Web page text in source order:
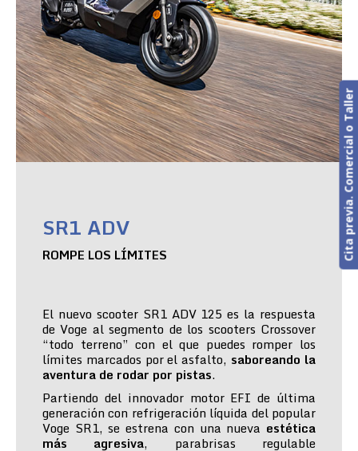
SR1 ADV
ROMPE LOS LÍMITES
El nuevo scooter SR1 ADV 125 es la respuesta
de Voge al segmento de los scooters Crossover
“todo terreno” con el que puedes romper los
límites marcados por el asfalto, saboreando la
aventura de rodar por pistas.
Partiendo del innovador motor EFI de última
generación con refrigeración líquida del popular
Voge SR1, se estrena con una nueva estética
más agresiva, parabrisas regulable
Cita previa. Comercial o Taller